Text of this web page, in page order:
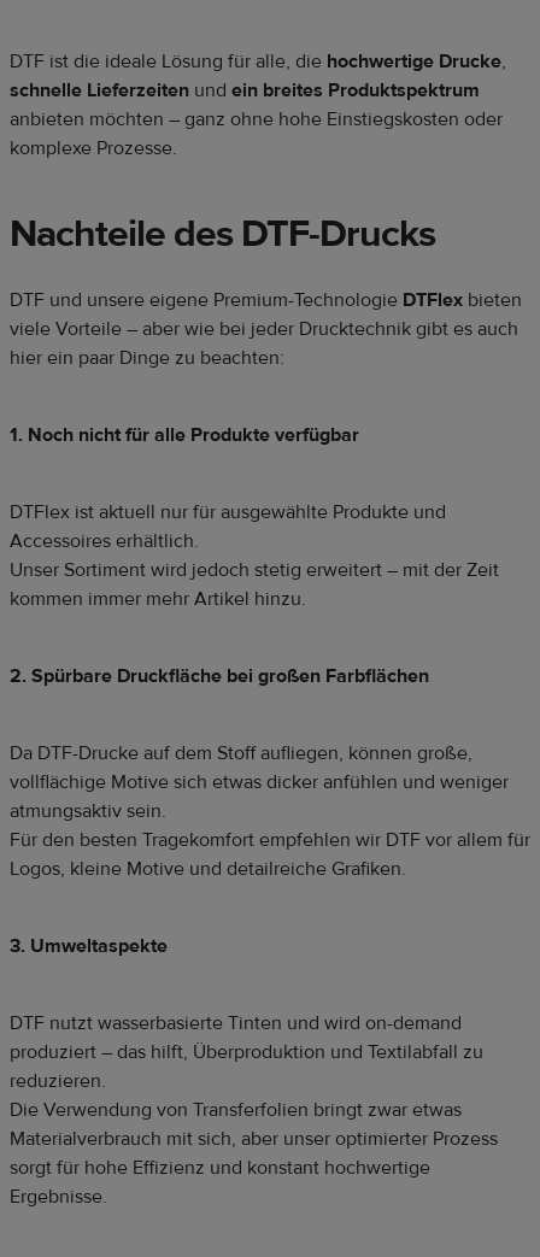
DTF ist die ideale Lösung für alle, die hochwertige Drucke,
schnelle Lieferzeiten und ein breites Produktspektrum
anbieten möchten – ganz ohne hohe Einstiegskosten oder
komplexe Prozesse.
Nachteile des DTF-Drucks
DTF und unsere eigene Premium-Technologie DTFlex bieten
viele Vorteile – aber wie bei jeder Drucktechnik gibt es auch
hier ein paar Dinge zu beachten:
1. Noch nicht für alle Produkte verfügbar
DTFlex ist aktuell nur für ausgewählte Produkte und
Accessoires erhältlich.
Unser Sortiment wird jedoch stetig erweitert – mit der Zeit
kommen immer mehr Artikel hinzu.
2. Spürbare Druckfläche bei großen Farbflächen
Da DTF-Drucke auf dem Stoff aufliegen, können große,
vollflächige Motive sich etwas dicker anfühlen und weniger
atmungsaktiv sein.
Für den besten Tragekomfort empfehlen wir DTF vor allem für
Logos, kleine Motive und detailreiche Grafiken.
3. Umweltaspekte
DTF nutzt wasserbasierte Tinten und wird on-demand
produziert – das hilft, Überproduktion und Textilabfall zu
reduzieren.
Die Verwendung von Transferfolien bringt zwar etwas
Materialverbrauch mit sich, aber unser optimierter Prozess
sorgt für hohe Effizienz und konstant hochwertige
Ergebnisse.